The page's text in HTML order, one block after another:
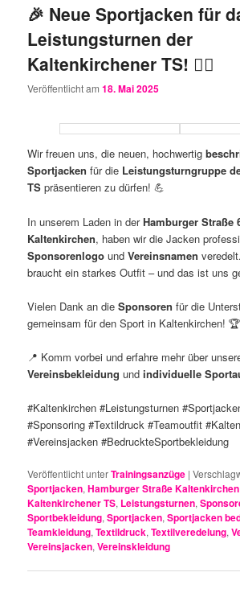
🎉 Neue Sportjacken für
Leistungsturnen der
Kaltenkirchener TS! 🤸‍♀️
Veröffentlicht am18. Mai 2025
Wir freuen uns, die neuen, hochwertig
Sportjacken für die Leistungsturngruppe
TS präsentieren zu dürfen! 💪
In unserem Laden in derHamburger Straße
Kaltenkirchen, haben wir die Jacken
Sponsorenlogo undVereinsnamen
braucht ein starkes Outfit – und das ist uns
Vielen Dank an dieSponsoren für die
gemeinsam für den Sport in Kaltenkirchen! 🏆
📍 Komm vorbei und erfahre mehr über
Vereinsbekleidung undindividuelle
#Kaltenkirchen #Leistungsturnen
#Sponsoring #Textildruck #Teamoutfit
#Vereinsjacken #BedruckteSportbekleidung
Veröffentlicht unterTrainingsanzüge |
Sportjacken,Hamburger Straße Kaltenkirchen
Kaltenkirchener TS, Leistungsturnen,
Sportbekleidung,Sportjacken,Sportjacken
Teamkleidung,Textildruck,Textilveredelung,
Vereinsjacken,Vereinskleidung